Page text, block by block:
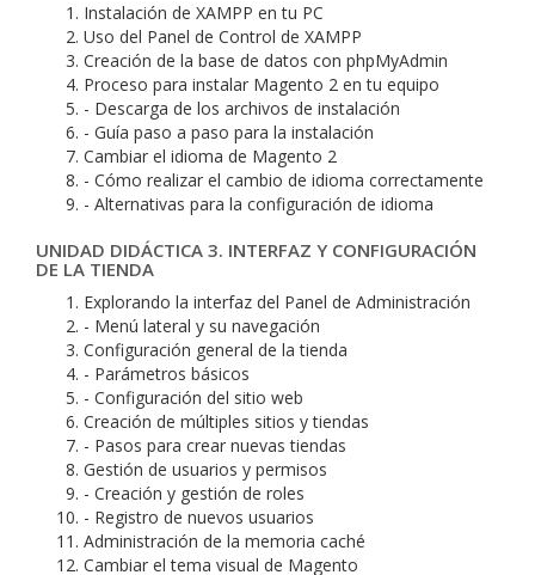
Instalación de XAMPP en tu PC
Uso del Panel de Control de XAMPP
Creación de la base de datos con phpMyAdmin
Proceso para instalar Magento 2 en tu equipo
- Descarga de los archivos de instalación
- Guía paso a paso para la instalación
Cambiar el idioma de Magento 2
- Cómo realizar el cambio de idioma correctamente
- Alternativas para la configuración de idioma
UNIDAD DIDÁCTICA 3. INTERFAZ Y CONFIGURACIÓN
DE LA TIENDA
Explorando la interfaz del Panel de Administración
- Menú lateral y su navegación
Configuración general de la tienda
- Parámetros básicos
- Configuración del sitio web
Creación de múltiples sitios y tiendas
- Pasos para crear nuevas tiendas
Gestión de usuarios y permisos
- Creación y gestión de roles
- Registro de nuevos usuarios
Administración de la memoria caché
Cambiar el tema visual de Magento